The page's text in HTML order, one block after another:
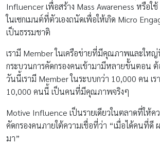
Influencer เพื่อสร้าง Mass Awareness หรือใ
ในเซกเมนต์ที่ตัวเองถนัดเพื่อให้เกิด Micro
เป็นธรรมชาติ
เรามี Member ในเครือข่ายที่มีคุณภาพและใหญ่
กระบวนการคัดกรองคนเข้ามามีหลายขั้นตอน ต้
วันนี้เรามี Member ในระบบกว่า 10,000 คน เร
10,000 คนนี้ เป็นคนที่มีคุณภาพจริงๆ
Motive Influence เป็นรายเดียวในตลาดที่ให้
คัดกรองคนภายใต้ความเชื่อที่ว่า “เมื่อได้คนที่ดี
มา”